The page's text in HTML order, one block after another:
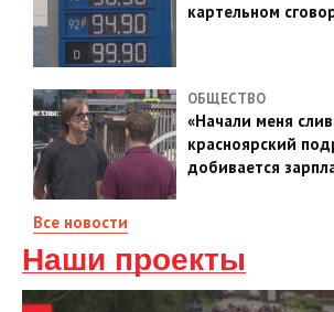
картельном
ОБЩЕСТВО
«Начали меня
красноярский
добивается
Все новости
Наши проекты